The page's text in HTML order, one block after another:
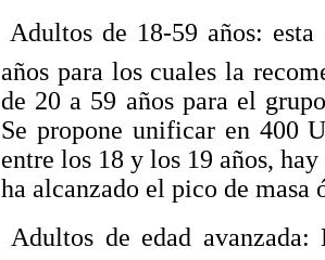
 Adultos de 18-59 años:
años para los cuales la
de 20 a 59 años para el
Se propone unificar en 400
entre los 18 y los 19 años,
ha alcanzado el pico de masa
 Adultos de edad